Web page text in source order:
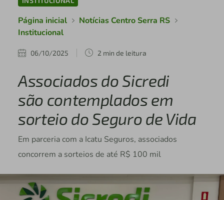
Página inicial
Notícias Centro Serra RS
Institucional
06/10/2025 2 min de leitura
Associados do Sicredi
são contemplados em
sorteio do Seguro de Vida
Em parceria com a Icatu Seguros, associados
concorrem a sorteios de até R$ 100 mil